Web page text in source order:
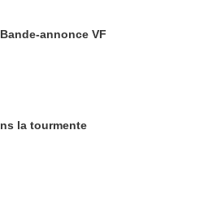
annonce VF
la tourmente